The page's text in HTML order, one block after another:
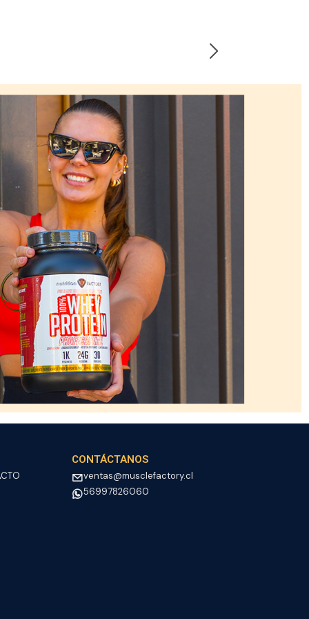
CONTÁCTANOS
ventas@musclefactory.cl
56997826060